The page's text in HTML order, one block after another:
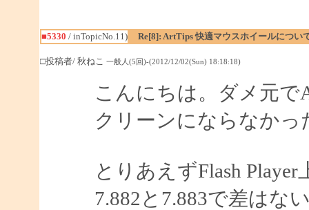
■5330 / inTopicNo.11) Re[8]: ArtTips 快適マウスホイールについ
□投稿者/ 秋ねこ 一般人(5回)-(2012/12/02(Sun) 18:18:18)
こんにちは。ダメ元で
クリーンにならなか
とりあえずFlash
7.882と7.883で差はな